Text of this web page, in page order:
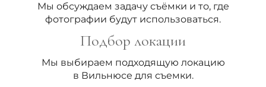
Мы обсуждаем задачу съёмки и то, где
фотографии будут использоваться.
Подбор локации
Мы выбираем подходящую локацию
в Вильнюсе для съемки.